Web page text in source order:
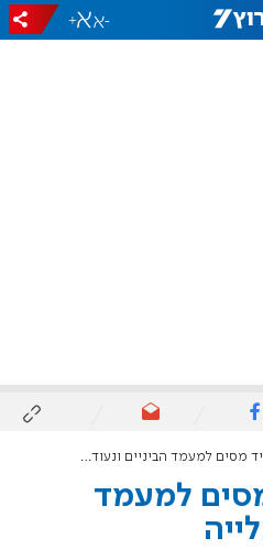
-
+
מסים למעמד הביניים ונעודד עלייה
למעמד